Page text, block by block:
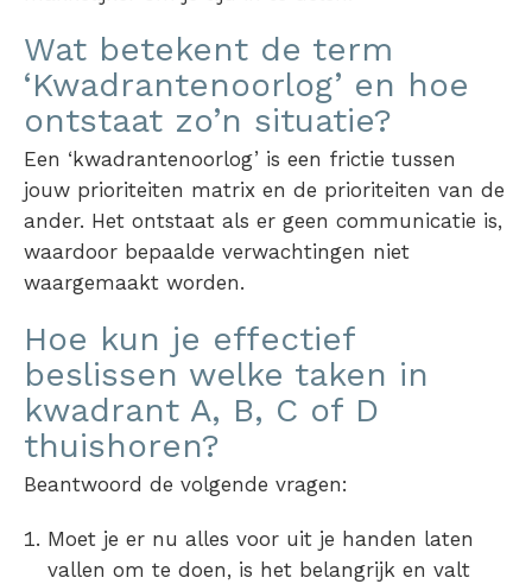
Wat betekent de term
‘Kwadrantenoorlog’ en hoe
ontstaat zo’n situatie?
Een ‘kwadrantenoorlog’ is een frictie tussen
jouw prioriteiten matrix en de prioriteiten van de
ander. Het ontstaat als er geen communicatie is,
waardoor bepaalde verwachtingen niet
waargemaakt worden.
Hoe kun je effectief
beslissen welke taken in
kwadrant A, B, C of D
thuishoren?
Beantwoord de volgende vragen:
Moet je er nu alles voor uit je handen laten
vallen om te doen, is het belangrijk en valt